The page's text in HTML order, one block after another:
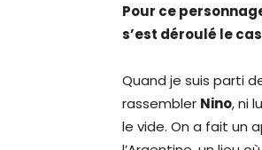
Pour ce
s’est déroulé le
Quand je suis parti
rassembler Nino, ni
le vide. On a fait un